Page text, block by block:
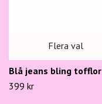
Flera val
Blå jeans bling tofflor
399 kr